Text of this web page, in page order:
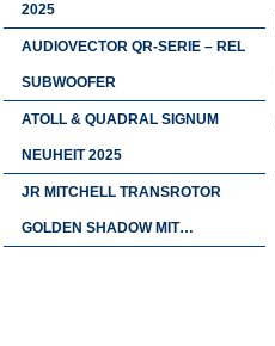
2025
AUDIOVECTOR QR-SERIE – REL
SUBWOOFER
ATOLL & QUADRAL SIGNUM
NEUHEIT 2025
JR MITCHELL TRANSROTOR
GOLDEN SHADOW MIT…